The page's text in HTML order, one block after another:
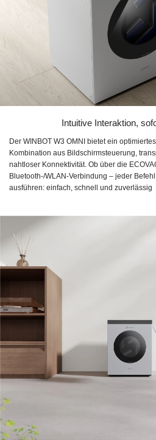
Intuitive Interaktion,
Der WINBOT W3 OMNI bietet ein
Kombination aus Bildschirmsteuerung,
nahtloser Konnektivität. Ob über die
Bluetooth-/WLAN-Verbindung – jeder
ausführen: einfach, schnell und zuverlässig